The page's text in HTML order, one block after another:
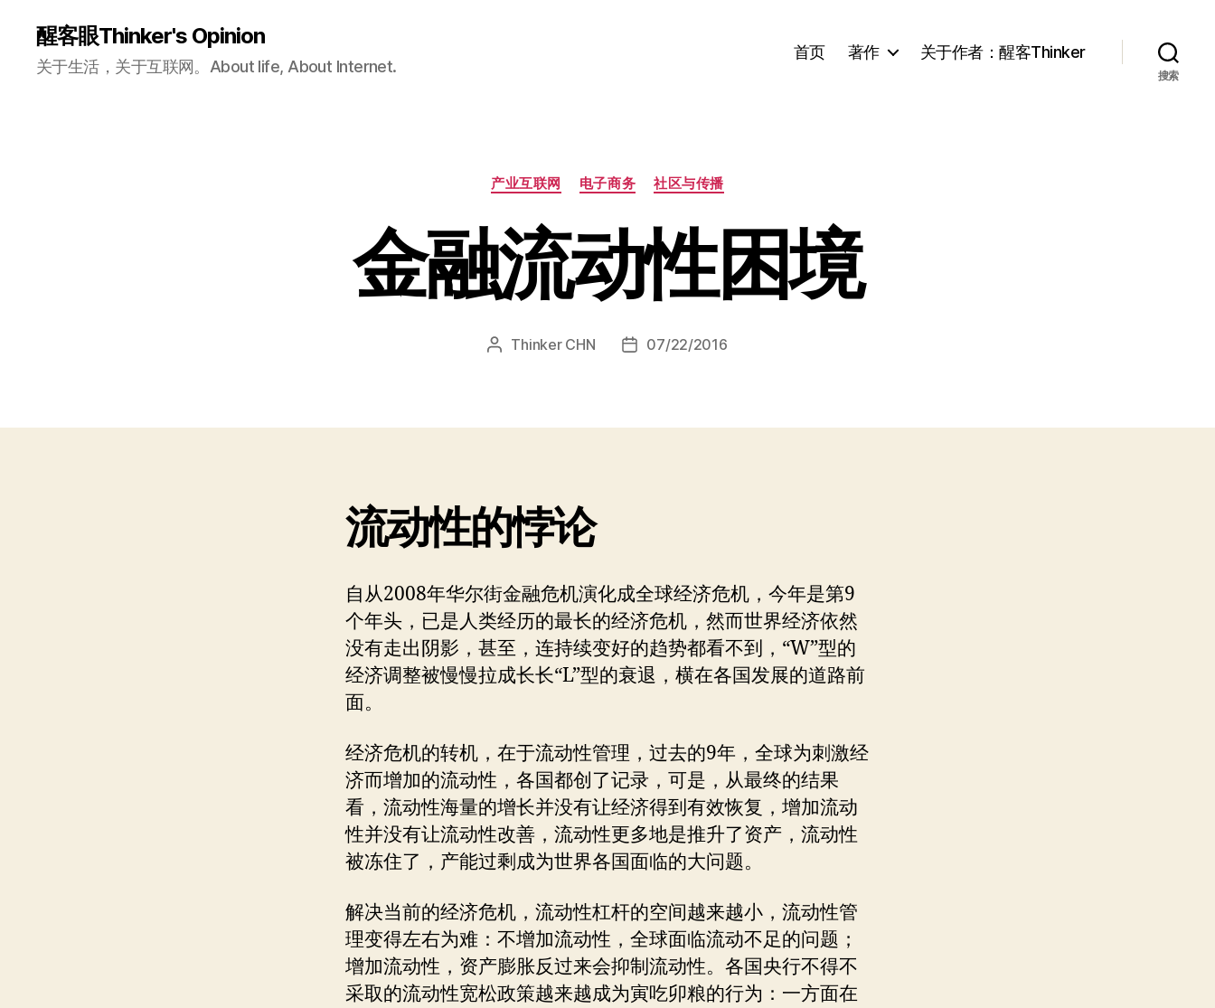
醒客眼Thinker's Opinion
关于生活，关于互联网。About life, About Internet.
首页 著作 关于作者：醒客Thinker
搜索
分
类
产业互联网 电子商务 社区与传播
金融流动性困境
文 Thinker CHN
发 07/22/2016
流动性的悖论
自从2008年华尔街金融危机演化成全球经济危机，今年是第9
个年头，已是人类经历的最长的经济危机，然而世界经济依然
没有走出阴影，甚至，连持续变好的趋势都看不到，“W”型的
经济调整被慢慢拉成长长“L”型的衰退，横在各国发展的道路前
面。
经济危机的转机，在于流动性管理，过去的9年，全球为刺激经
济而增加的流动性，各国都创了记录，可是，从最终的结果
看，流动性海量的增长并没有让经济得到有效恢复，增加流动
性并没有让流动性改善，流动性更多地是推升了资产，流动性
被冻住了，产能过剩成为世界各国面临的大问题。
解决当前的经济危机，流动性杠杆的空间越来越小，流动性管
理变得左右为难：不增加流动性，全球面临流动不足的问题；
增加流动性，资产膨胀反过来会抑制流动性。各国央行不得不
采取的流动性宽松政策越来越成为寅吃卯粮的行为：一方面在